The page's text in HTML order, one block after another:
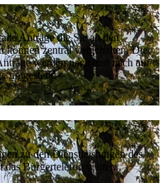
Anträge die Sie an den
können zentral vorgehalten. Die
werden nach und nach auf
umgestellt.
zu den Dienstleistungen des
das Bürgertelefon weiter.